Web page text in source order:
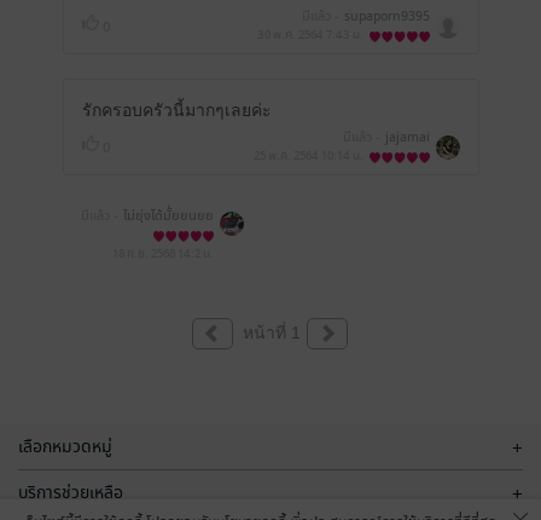
supaporn9395
รักครอบครัวนี้มากๆเลยค่ะ
jajamai
ไม่ยุ่งได้มั้ยยนยย
ยยยค่ะ
หน้าที่ 1
เลือกหมวดหมู่ +
บริการช่วยเหลือ +